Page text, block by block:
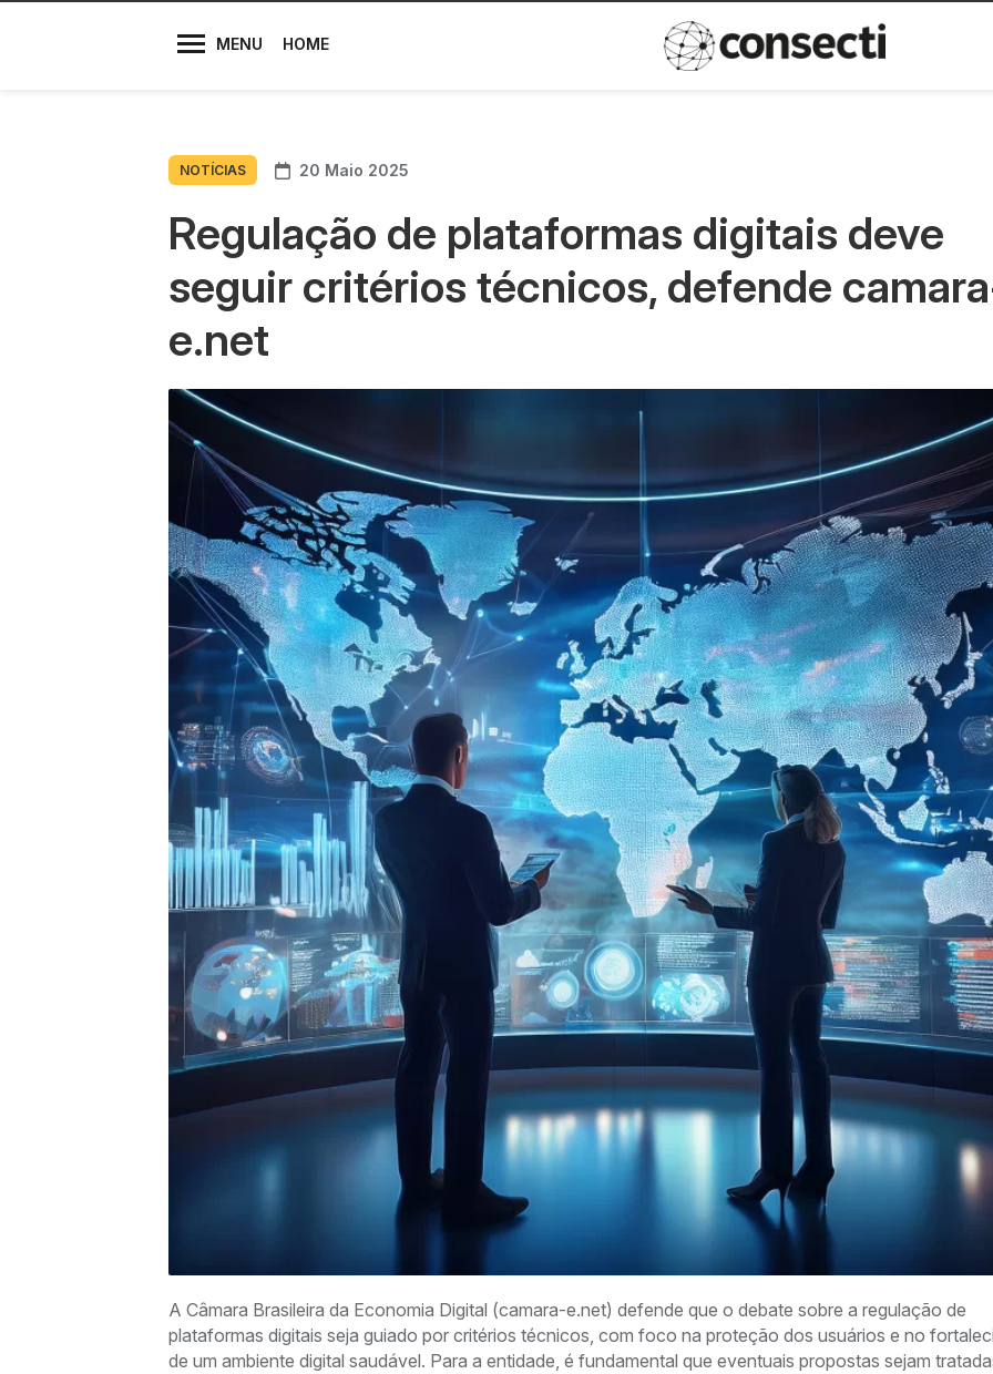
MENU HOME
Diretores
Política de
NOTÍCIAS 20 Maio 2025
Regulação de plataformas digitais deve
seguir critérios técnicos, defende
e.net
A Câmara Brasileira da Economia Digital (camara-e.net) defende que o debate sobre a regulação de
plataformas digitais seja guiado por critérios técnicos, com foco na proteção dos usuários e no
de um ambiente digital saudável. Para a entidade, é fundamental que eventuais propostas sejam